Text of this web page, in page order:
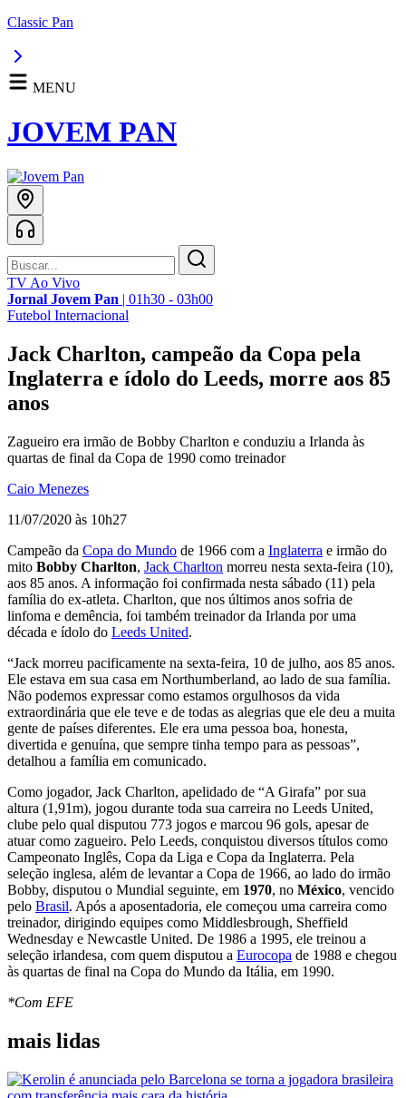
Classic Pan
MENU
JOVEM PAN
TV Ao Vivo
Jornal Jovem Pan | 01h30 - 03h00
Futebol Internacional
Jack Charlton, campeão da Copa pela
Inglaterra e ídolo do Leeds, morre aos 85
anos
Zagueiro era irmão de Bobby Charlton e conduziu a Irlanda às
quartas de final da Copa de 1990 como treinador
Caio Menezes
11/07/2020 às 10h27
Campeão da Copa do Mundo de 1966 com a Inglaterra e irmão do
mito Bobby Charlton, Jack Charlton morreu nesta sexta-feira (10),
aos 85 anos. A informação foi confirmada nesta sábado (11) pela
família do ex-atleta. Charlton, que nos últimos anos sofria de
linfoma e demência, foi também treinador da Irlanda por uma
década e ídolo do Leeds United.
“Jack morreu pacificamente na sexta-feira, 10 de julho, aos 85 anos.
Ele estava em sua casa em Northumberland, ao lado de sua família.
Não podemos expressar como estamos orgulhosos da vida
extraordinária que ele teve e de todas as alegrias que ele deu a muita
gente de países diferentes. Ele era uma pessoa boa, honesta,
divertida e genuína, que sempre tinha tempo para as pessoas”,
detalhou a família em comunicado.
Como jogador, Jack Charlton, apelidado de “A Girafa” por sua
altura (1,91m), jogou durante toda sua carreira no Leeds United,
clube pelo qual disputou 773 jogos e marcou 96 gols, apesar de
atuar como zagueiro. Pelo Leeds, conquistou diversos títulos como
Campeonato Inglês, Copa da Liga e Copa da Inglaterra. Pela
seleção inglesa, além de levantar a Copa de 1966, ao lado do irmão
Bobby, disputou o Mundial seguinte, em 1970, no México, vencido
pelo Brasil. Após a aposentadoria, ele começou uma carreira como
treinador, dirigindo equipes como Middlesbrough, Sheffield
Wednesday e Newcastle United. De 1986 a 1995, ele treinou a
seleção irlandesa, com quem disputou a Eurocopa de 1988 e chegou
às quartas de final na Copa do Mundo da Itália, em 1990.
*Com EFE
mais lidas